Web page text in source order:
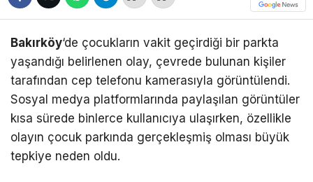
Bakırköy‘de çocukların vakit geçirdiği bir parkta
yaşandığı belirlenen olay, çevrede bulunan kişiler
tarafından cep telefonu kamerasıyla görüntülendi.
Sosyal medya platformlarında paylaşılan görüntüler
kısa sürede binlerce kullanıcıya ulaşırken, özellikle
olayın çocuk parkında gerçekleşmiş olması büyük
tepkiye neden oldu.